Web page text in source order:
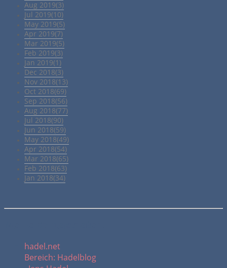
Aug 2019(3)
Jul 2019(10)
May 2019(5)
Apr 2019(7)
Mar 2019(5)
Feb 2019(3)
Jan 2019(1)
Dec 2018(3)
Nov 2018(13)
Oct 2018(69)
Sep 2018(56)
Aug 2018(77)
Jul 2018(90)
Jun 2018(59)
May 2018(49)
Apr 2018(54)
Mar 2018(65)
Feb 2018(63)
Jan 2018(34)
hadel.net
Bereich: Hadelblog